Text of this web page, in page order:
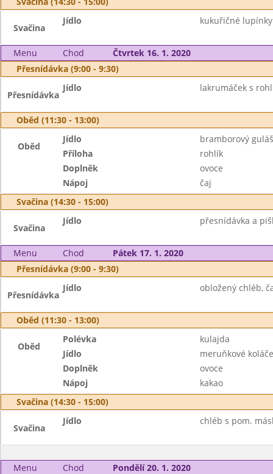
Svačina
Jídlo kukuřičné
Menu Chod
Čtvrtek 16. 1. 2020
Přesnídávka (9:00 - 9:30)
Přesnídávka
Jídlo lakrumáček s
Oběd (11:30 - 13:00)
Oběd
Jídlo
bramborový guláš
Příloha
rohlík
Doplněk
ovoce
Nápoj
čaj
Svačina (14:30 - 15:00)
Svačina
Jídlo přesnídávka a
Menu Chod
Pátek 17. 1. 2020
Přesnídávka (9:00 - 9:30)
Přesnídávka
Jídlo obložený chléb,
Oběd (11:30 - 13:00)
Oběd
Polévka
kulajda
Jídlo
meruňkové
Doplněk
ovoce
Nápoj
kakao
Svačina (14:30 - 15:00)
Svačina
Jídlo chléb s pom.
Menu Chod
Pondělí 20. 1. 2020